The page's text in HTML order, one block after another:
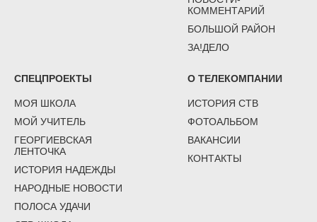
КОММЕНТАРИЙ
БОЛЬШОЙ РАЙОН
ЗА!ДЕЛО
СПЕЦПРОЕКТЫ
МОЯ ШКОЛА
МОЙ УЧИТЕЛЬ
ГЕОРГИЕВСКАЯ
ЛЕНТОЧКА
ИСТОРИЯ НАДЕЖДЫ
НАРОДНЫЕ НОВОСТИ
ПОЛОСА УДАЧИ
О ТЕЛЕКОМПАНИИ
ИСТОРИЯ СТВ
ФОТОАЛЬБОМ
ВАКАНСИИ
КОНТАКТЫ